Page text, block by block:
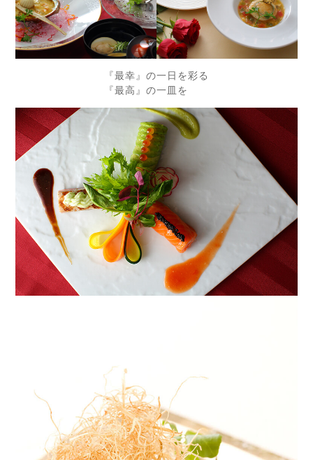
『最幸』の一日を彩る
『最高』の一皿を